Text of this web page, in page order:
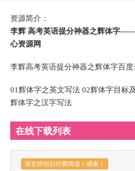
资源简介：
李辉 高考英语提分神器之辉体字
心资源网
李辉高考英语提分神器之辉体字百
01辉体字之英文写法 02辉体字目标
辉体字之汉字写法
在线下载列表
请支持知识付费阅读！感谢！